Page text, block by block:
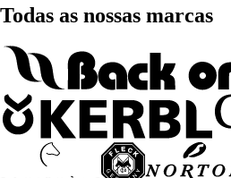
Todas as nossas marcas